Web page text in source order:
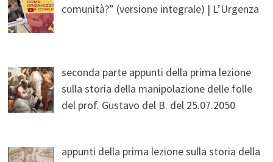
comunità?” (versione integrale) | L’Urgenza
seconda parte appunti della prima lezione
sulla storia della manipolazione delle folle
del prof. Gustavo del B. del 25.07.2050
appunti della prima lezione sulla storia della